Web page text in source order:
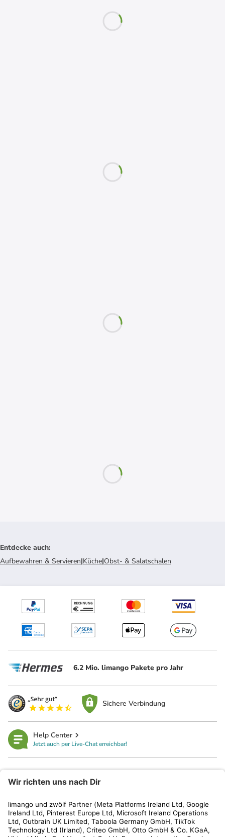
Entdecke auch:
Aufbewahren & Servieren|Küche|Obst- & Salatschalen
6.2 Mio. limango Pakete pro Jahr
Sichere Verbindung
Help Center
Jetzt auch per Live-Chat erreichbar!
Kundenservice